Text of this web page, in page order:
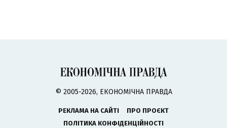
© 2005-2026, ЕКОНОМІЧНА ПРАВДА
РЕКЛАМА НА САЙТІ
ПРО ПРОЄКТ
ПОЛІТИКА КОНФІДЕНЦІЙНОСТІ